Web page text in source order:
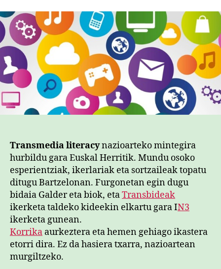
Transmedia literacynazioarteko mintegira
hurbildu gara Euskal Herritik. Mundu osoko
esperientziak, ikerlariak eta sortzaileak topatu
ditugu Bartzelonan. Furgonetan egin dugu
bidaia Galder eta biok, etaTransbideak
ikerketa taldeko kideekin elkartu gara IN3
ikerketa gunean.
Korrika aurkeztera eta hemen gehiago ikastera
etorri dira. Ez da hasiera txarra, nazioartean
murgiltzeko.